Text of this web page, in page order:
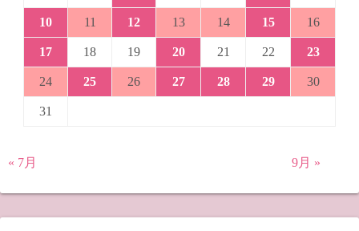
10 11 12 13 14 15 16
17 18 19 20 21 22 23
24 25 26 27 28 29 30
31
« 7月 9月 »